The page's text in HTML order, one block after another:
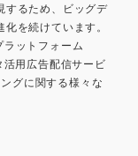
するため、ビッグデ
を続けています。
ットフォーム
用広告配信サービ
グに関する様々な